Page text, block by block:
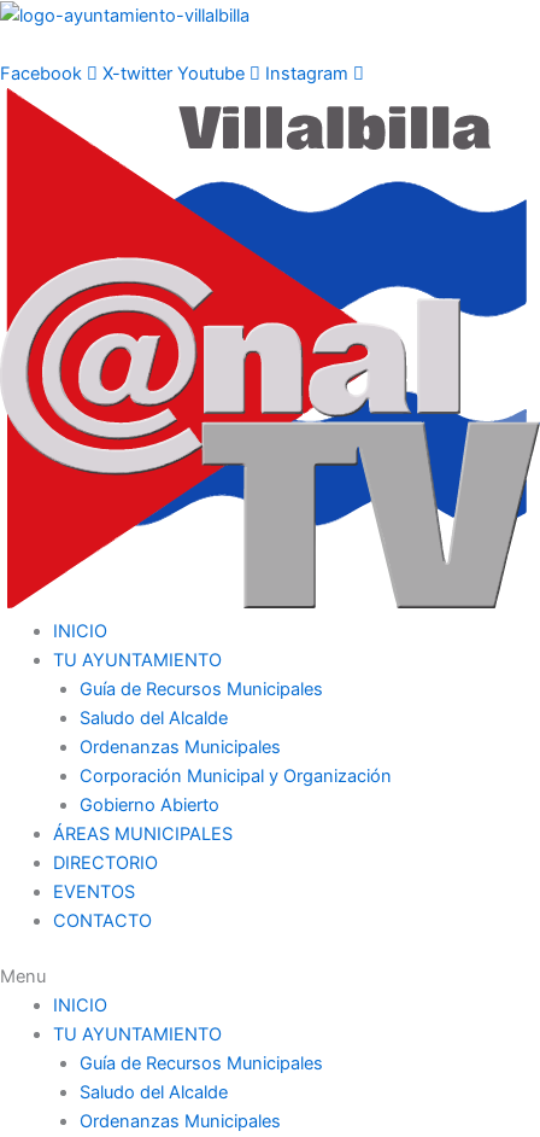
Ir
contenido
Facebook X-twitter Youtube Instagram
INICIO
TU AYUNTAMIENTO
Guía de Recursos Municipales
Saludo del Alcalde
Ordenanzas Municipales
Corporación Municipal y Organización
Gobierno Abierto
ÁREAS MUNICIPALES
DIRECTORIO
EVENTOS
CONTACTO
Menu
INICIO
TU AYUNTAMIENTO
Guía de Recursos Municipales
Saludo del Alcalde
Ordenanzas Municipales